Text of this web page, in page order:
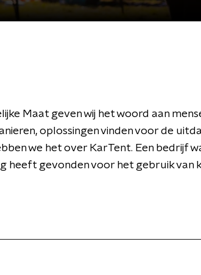
Maat geven wij het woord aan
oplossingen vinden voor de
we het over KarTent. Een bedrijf
heeft gevonden voor het gebruik van